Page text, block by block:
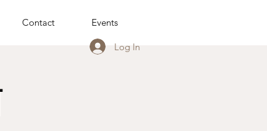
Contact Events
Log In